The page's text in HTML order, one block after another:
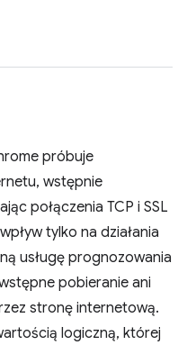
próbuje
wstępnie
połączenia TCP i SSL
tylko na działania
usługę prognozowania
pobieranie ani
stronę internetową.
logiczną, której